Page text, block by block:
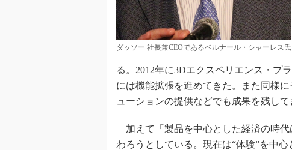
ダッソー 社長兼CEOであるベルナール・シャーレス氏
る。2012年に3Dエクスペリエンス・プ
には機能拡張を進めてきた。また同様
ューションの提供などでも成果を残して
加えて「製品を中心とした経済の時
わろうとしている。現在は“体験”を中